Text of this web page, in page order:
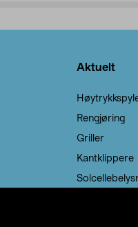
Aktuelt
Rengjøring
Griller
Kantklippere